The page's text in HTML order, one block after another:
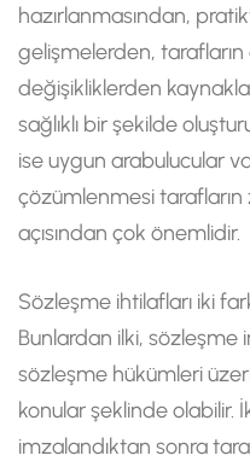
hazırlanmasından,
gelişmelerden,
değişikliklerden
sağlıklı bir şekilde
ise uygun arabulucular
çözümlenmesi tarafların
açısından çok önemlidir.
Sözleşme ihtilafları iki
Bunlardan ilki,
sözleşme hükümleri
konular şeklinde olabilir.
imzalandıktan sonra